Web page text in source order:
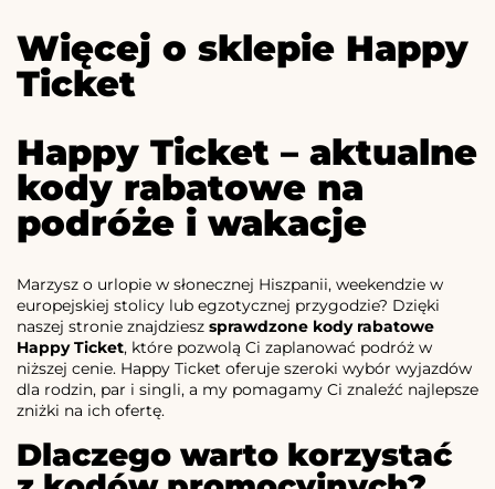
Więcej o sklepie Happy
Ticket
Happy Ticket – aktualne
kody rabatowe na
podróże i wakacje
Marzysz o urlopie w słonecznej Hiszpanii, weekendzie w
europejskiej stolicy lub egzotycznej przygodzie? Dzięki
naszej stronie znajdziesz sprawdzone kody rabatowe
Happy Ticket, które pozwolą Ci zaplanować podróż w
niższej cenie. Happy Ticket oferuje szeroki wybór wyjazdów
dla rodzin, par i singli, a my pomagamy Ci znaleźć najlepsze
zniżki na ich ofertę.
Dlaczego warto korzystać